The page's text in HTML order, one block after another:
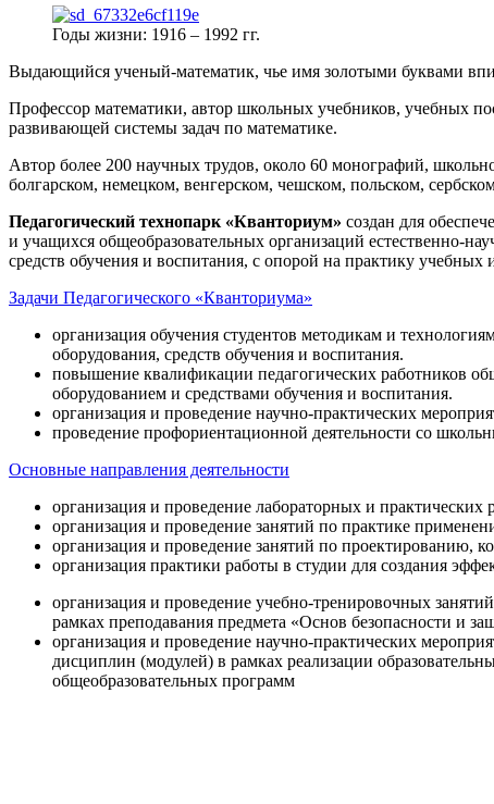
Годы жизни: 1916 – 1992 гг.
Выдающийся ученый-математик, чье имя золотыми буквами
Профессор математики, автор школьных учебников, учебных
развивающей системы задач по математике.
Автор более 200 научных трудов, около 60 монографий,
болгарском, немецком, венгерском, чешском, польском,
Педагогический технопарк «Кванториум» создан для
и учащихся общеобразовательных организаций естественно-
средств обучения и воспитания, с опорой на практику учебных
Задачи Педагогического «Кванториума»
организация обучения студентов методикам и
оборудования, средств обучения и воспитания.
повышение квалификации педагогических работников
оборудованием и средствами обучения и воспитания.
организация и проведение научно-практических
проведение профориентационной деятельности со
Основные направления деятельности
организация и проведение лабораторных и
организация и проведение занятий по практике
организация и проведение занятий по проектированию,
организация практики работы в студии для создания
организация и проведение учебно-тренировочных
рамках преподавания предмета «Основ безопасности и
организация и проведение научно-практических
дисциплин (модулей) в рамках реализации
общеобразовательных программ